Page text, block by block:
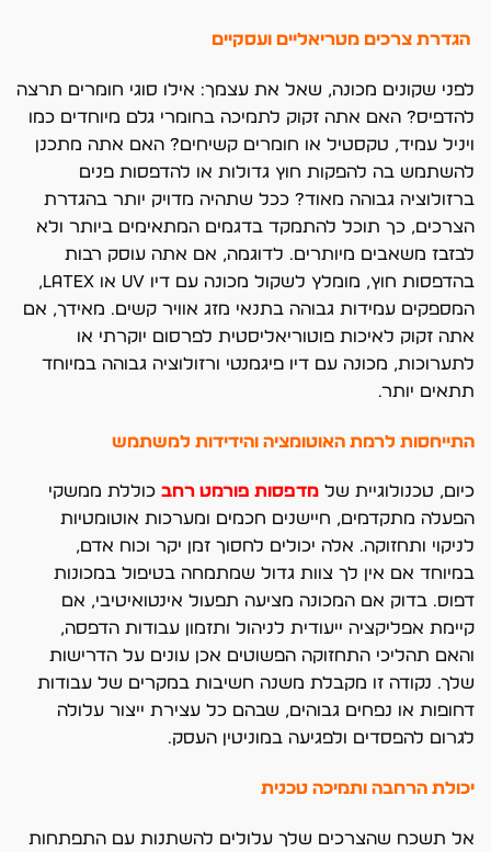
הגדרת צרכים מטריאליים ועסקיים
לפני שקונים מכונה, שאל את עצמך: אילו סוגי חומרים תרצה
להדפיס? האם אתה זקוק לתמיכה בחומרי גלם מיוחדים כמו
ויניל עמיד, טקסטיל או חומרים קשיחים? האם אתה מתכנן
להשתמש בה להפקות חוץ גדולות או להדפסות פנים
ברזולוציה גבוהה מאוד? ככל שתהיה מדויק יותר בהגדרת
הצרכים, כך תוכל להתמקד בדגמים המתאימים ביותר ולא
לבזבז משאבים מיותרים. לדוגמה, אם אתה עוסק רבות
בהדפסות חוץ, מומלץ לשקול מכונה עם דיו UV או Latex,
המספקים עמידות גבוהה בתנאי מזג אוויר קשים. מאידך, אם
אתה זקוק לאיכות פוטוריאליסטית לפרסום יוקרתי או
לתערוכות, מכונה עם דיו פיגמנטי ורזולוציה גבוהה במיוחד
תתאים יותר.
התייחסות לרמת האוטומציה והידידות למשתמש
כיום, טכנולוגיית של מדפסות פורמט רחב כוללת ממשקי
הפעלה מתקדמים, חיישנים חכמים ומערכות אוטומטיות
לניקוי ותחזוקה. אלה יכולים לחסוך זמן יקר וכוח אדם,
במיוחד אם אין לך צוות גדול שמתמחה בטיפול במכונות
דפוס. בדוק אם המכונה מציעה תפעול אינטואיטיבי, אם
קיימת אפליקציה ייעודית לניהול ותזמון עבודות הדפסה,
והאם תהליכי התחזוקה הפשוטים אכן עונים על הדרישות
שלך. נקודה זו מקבלת משנה חשיבות במקרים של עבודות
דחופות או נפחים גבוהים, שבהם כל עצירת ייצור עלולה
לגרום להפסדים ולפגיעה במוניטין העסק.
יכולת הרחבה ותמיכה טכנית
אל תשכח שהצרכים שלך עלולים להשתנות עם התפתחות